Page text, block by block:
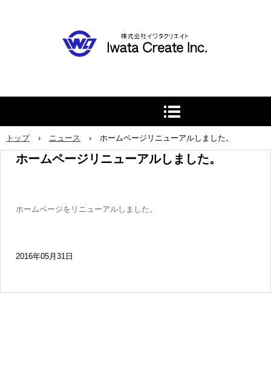
トップ › ニュース › ホームページリニューアルしました。
ホームページリニューアルしました。
ホームページをリニューアルしました。
2016年05月31日